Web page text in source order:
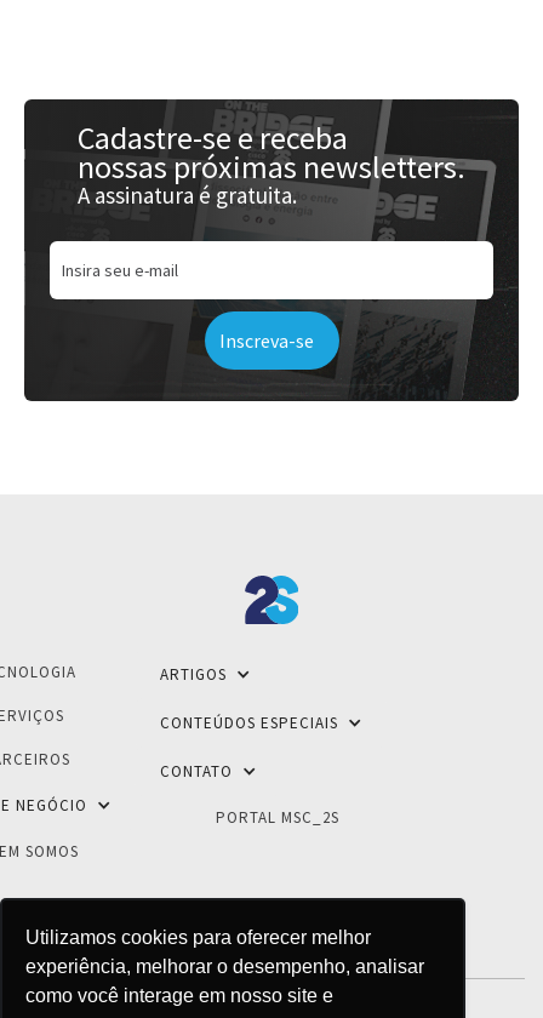
Utilizamos cookies para oferecer melhor
experiência, melhorar o desempenho, analisar
como você interage em nosso site e
Cadastre-se e receba
nossas próximas newsletters.
A assinatura é gratuita.
NEGÓCIO
SOMOS
ARTIGOS
CONTEÚDOS ESPECIAIS
CONTATO
PORTAL MSC_2S